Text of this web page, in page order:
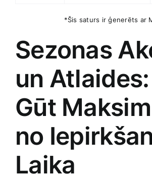
*Šis saturs ir ģenerēts ar‍
Sezonas
‌un
Gūt
no
Laika